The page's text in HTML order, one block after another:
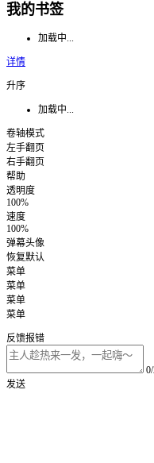
我的书签
加载中...
详情
升序
加载中...
卷轴模式
左手翻页
右手翻页
帮助
透明度
100%
速度
100%
弹幕头像
恢复默认
菜单
菜单
菜单
菜单
反馈报错
发送